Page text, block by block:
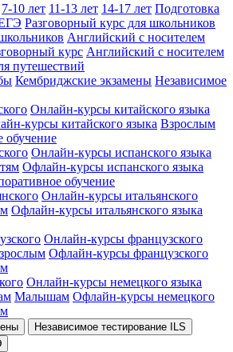
7-10 лет 11-13 лет 14-17 лет Подготовка
Разговорный курс для школьников
Английский с носителем
курс Английский с носителем
путешествий
Кембриджские экзамены Независимое
Онлайн-курсы китайского языка
курсы китайского языка Взрослым
обучение
Онлайн-курсы испанского языка
Офлайн-курсы испанского языка
обучение
Онлайн-курсы итальянского
Офлайн-курсы итальянского языка
Онлайн-курсы французского
Офлайн-курсы французского
Онлайн-курсы немецкого языка
Малышам Офлайн-курсы немецкого
Независимое тестирование ILS